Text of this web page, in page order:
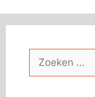
naar: